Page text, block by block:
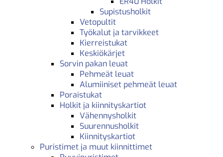
Supistusholkit
Vetopultit
Työkalut ja tarvikkeet
Kierreistukat
Keskiökärjet
Sorvin pakan leuat
Pehmeät leuat
Alumiiniset pehmeät leuat
Poraistukat
Holkit ja kiinnityskartiot
Vähennysholkit
Suurennusholkit
Kiinnityskartiot
Puristimet ja muut kiinnittimet